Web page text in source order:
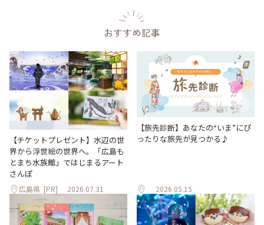
おすすめ記事
【チケットプレゼント】水辺の世
界から浮世絵の世界へ。「広島も
とまち水族館」ではじまるアート
さんぽ
広島県 [PR] 2026.07.31
【旅先診断】あなたの“いま”にぴ
ったりな旅先が見つかる♪
2026.05.15